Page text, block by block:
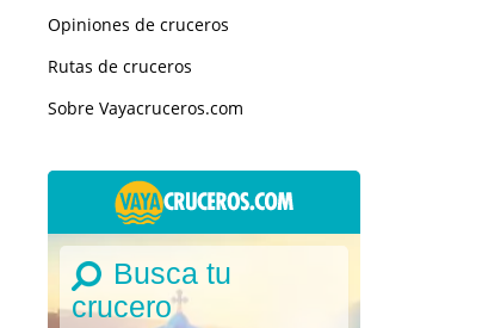
Opiniones de cruceros
Rutas de cruceros
Sobre Vayacruceros.com
Busca tu
crucero